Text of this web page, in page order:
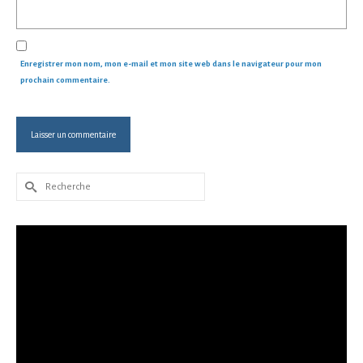
Enregistrer mon nom, mon e-mail et mon site web dans le navigateur pour mon
prochain commentaire.
Rechercher :